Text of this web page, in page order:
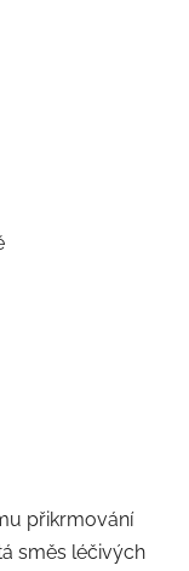
přikrmování
směs léčivých